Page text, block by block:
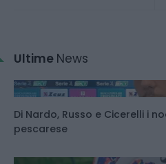
Ultime News
Di Nardo, Russo e Cicerelli i
pescarese